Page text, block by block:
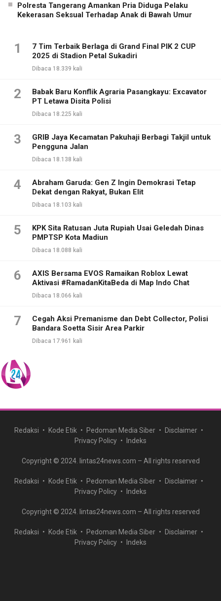
Polresta Tangerang Amankan Pria Diduga Pelaku
Kekerasan Seksual Terhadap Anak di Bawah Umur
1
7 Tim Terbaik Berlaga di Grand Final PIK 2 CUP
2025 di Stadion Petal Sukadiri
Dibaca 18.339 kali
2
Babak Baru Konflik Agraria Pasangkayu: Excavator
PT Letawa Disita Polisi
Dibaca 18.225 kali
3
GRIB Jaya Kecamatan Pakuhaji Berbagi Takjil untuk
Pengguna Jalan
Dibaca 18.138 kali
4
Abraham Garuda: Gen Z Ingin Demokrasi Tetap
Dekat dengan Rakyat, Bukan Elit
Dibaca 18.103 kali
5
KPK Sita Ratusan Juta Rupiah Usai Geledah Dinas
PMPTSP Kota Madiun
Dibaca 18.088 kali
6
AXIS Bersama EVOS Ramaikan Roblox Lewat
Aktivasi #RamadanKitaBeda di Map Indo Chat
Dibaca 18.066 kali
7
Cegah Aksi Premanisme dan Debt Collector, Polisi
Bandara Soetta Sisir Area Parkir
Dibaca 17.961 kali
Redaksi Kode Etik Pedoman Media Siber
Disclaimer
Privacy Policy
Indeks
Copyright © 2024. lintas24news.com – All rights reserved
Redaksi Kode Etik Pedoman Media Siber
Disclaimer
Privacy Policy
Indeks
Copyright © 2024. lintas24news.com – All rights reserved
Redaksi Kode Etik Pedoman Media Siber
Disclaimer
Privacy Policy
Indeks